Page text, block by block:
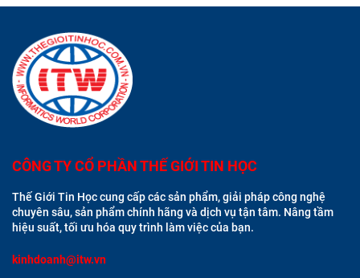
CÔNG TY CỔ PHẦN THẾ GIỚI TIN HỌC
Thế Giới Tin Học cung cấp các sản phẩm, giải pháp công nghệ
chuyên sâu, sản phẩm chính hãng và dịch vụ tận tâm. Nâng tầm
hiệu suất, tối ưu hóa quy trình làm việc của bạn.
kinhdoanh@itw.vn